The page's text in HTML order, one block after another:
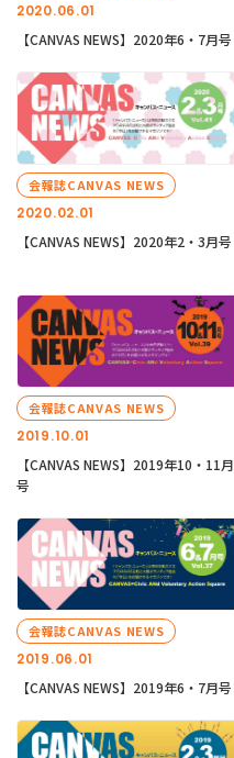
2020.06.01
【CANVAS NEWS】2020年6・7月号
2020.02.01
会報誌CANVAS NEWS
【CANVAS NEWS】2020年2・3月号
2019.10.01
会報誌CANVAS NEWS
【CANVAS NEWS】2019年10・11月
号
2019.06.01
会報誌CANVAS NEWS
【CANVAS NEWS】2019年6・7月号